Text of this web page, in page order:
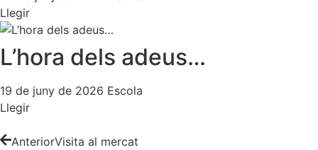
Llegir
L’hora dels adeus…
19 de juny de 2026 Escola
Llegir
AnteriorVisita al mercat